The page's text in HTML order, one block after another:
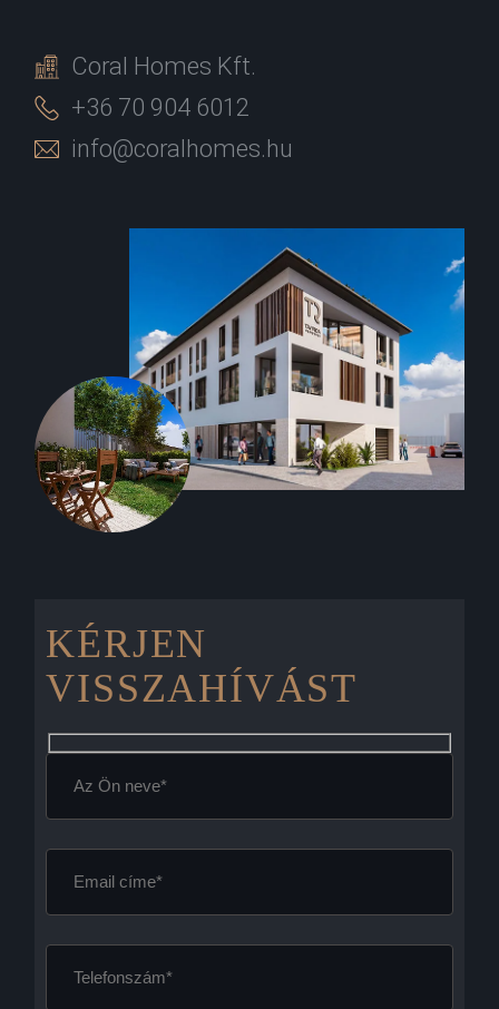
Coral Homes Kft.
+36 70 904 6012
info@coralhomes.hu
KÉRJEN
VISSZAHÍVÁST